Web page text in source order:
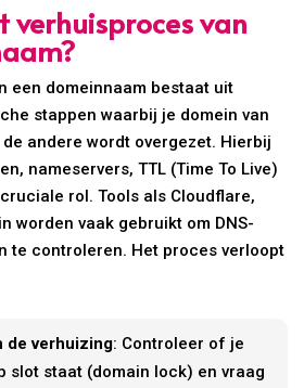
verhuisproces van
een domeinnaam bestaat uit
stappen waarbij je domein van
andere wordt overgezet. Hierbij
nameservers, TTL (Time To Live)
rol. Tools als Cloudflare,
worden vaak gebruikt om DNS-
te controleren. Het proces verloopt
de verhuizing: Controleer of je
slot staat (domain lock) en vraag